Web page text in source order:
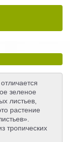
зеленое
листьев,
растение
тропических